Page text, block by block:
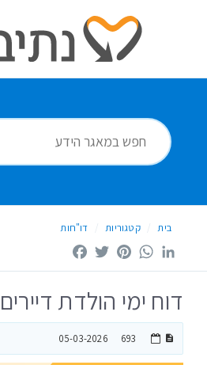
בית
ידיעות
Hebrew בית קטגוריות דו"חות
FacebookTwitterPinterest
WhatsAppLinkedIn
דוח ימי הולדת דיירים
693
05-03-2026